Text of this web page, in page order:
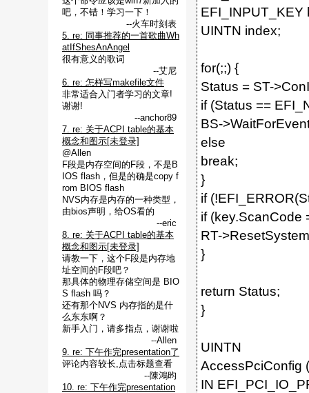
EFI_INPUT_KEY
UINTN index;
for(;;) {
Status = ST-
if (Status ==
BS-
else
break;
}
if
if (key.ScanCode
RT-
}
return Status;
}
UINTN
AccessPciConfig (
IN
吧，不错！学习一下！
--火车时刻表
5. re: 同事推荐的一首歌曲Wh
atIfShesAnAngel
很有意义的歌词
--艾尼
6. re: 怎样写makefile文件
非常适合入门者学习的文章!
谢谢!
--anchor89
7. re: 关于ACPI table的基本
概念和图示[未登录]
@Allen
F段是内存空间的F段，不是B
IOS flash，但是的确是copy f
rom BIOS flash
NVS内存是内存的一种类型，
由bios声明，给OS看的
--eric
8. re: 关于ACPI table的基本
概念和图示[未登录]
请教一下，这个F段是内存地
址空间的F段吧？
那具体的物理存储空间是 BIO
S flash 吗？
还有那个NVS 内存指的是什
么东东啊？
新手入门，请多指点，谢谢啦
--Allen
9. re: 下午作完presentation了
评论内容较长,点击标题查看
--陳鴻昀
10. re: 下午作完presentation